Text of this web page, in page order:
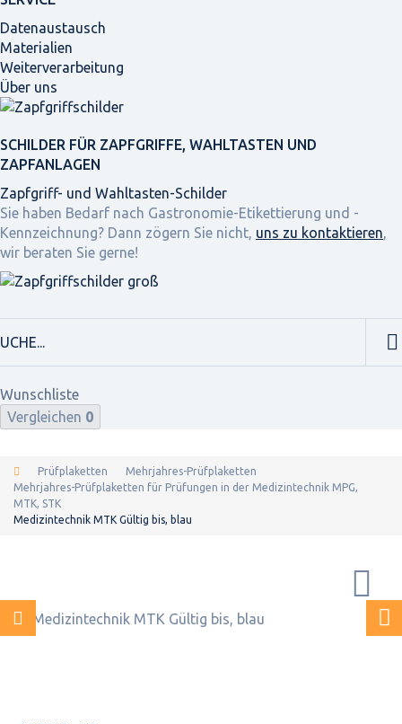
Datenaustausch
Materialien
Weiterverarbeitung
Über uns
SCHILDER FÜR ZAPFGRIFFE, WAHLTASTEN UND
ZAPFANLAGEN
Zapfgriff- und Wahltasten-Schilder
Sie haben Bedarf nach Gastronomie-Etikettierung und -
Kennzeichnung? Dann zögern Sie nicht, uns zu kontaktieren,
wir beraten Sie gerne!
Wunschliste
Vergleichen 0
Prüfplaketten
Mehrjahres-Prüfplaketten
Mehrjahres-Prüfplaketten für Prüfungen in der Medizintechnik MPG,
MTK, STK
Medizintechnik MTK Gültig bis, blau